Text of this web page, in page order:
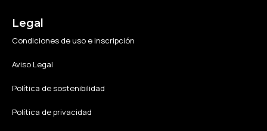
Legal
Condiciones de uso e inscripción
Aviso Legal
Política de sostenibilidad
Política de privacidad